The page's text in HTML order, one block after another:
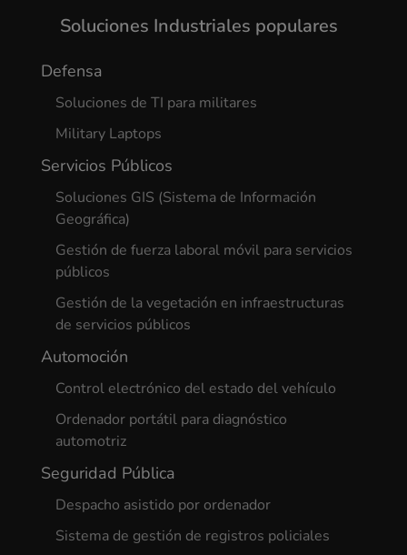
Soluciones Industriales populares
Defensa
Soluciones de TI para militares
Military Laptops
Servicios Públicos
Soluciones GIS (Sistema de Información
Geográfica)
Gestión de fuerza laboral móvil para servicios
públicos
Gestión de la vegetación en infraestructuras
de servicios públicos
Automoción
Control electrónico del estado del vehículo
Ordenador portátil para diagnóstico
automotriz
Seguridad Pública
Despacho asistido por ordenador
Sistema de gestión de registros policiales